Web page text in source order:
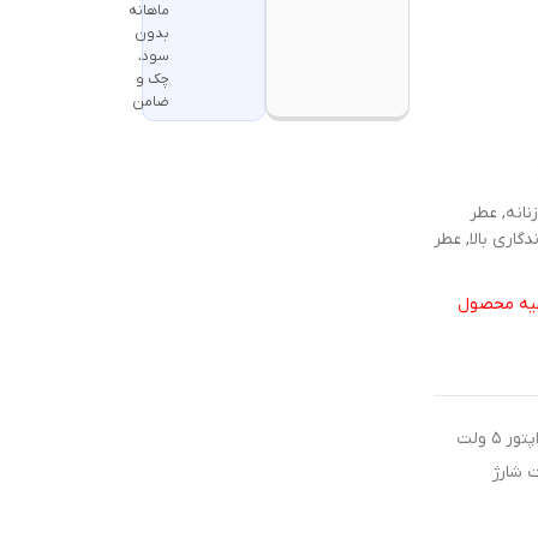
عطر
بالا, عطر
محصول
جهت شارژ محصولات شارژی از آداپتور ۵ ولت
شارژ
ماهانه
بدون
سود،
چک و
ضامن